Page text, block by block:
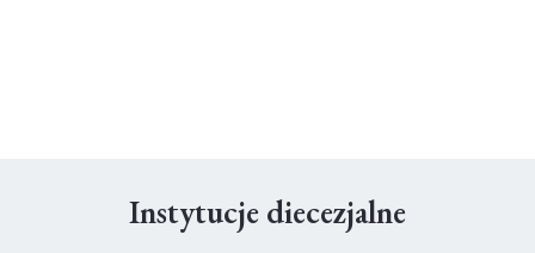
Instytucje diecezjalne